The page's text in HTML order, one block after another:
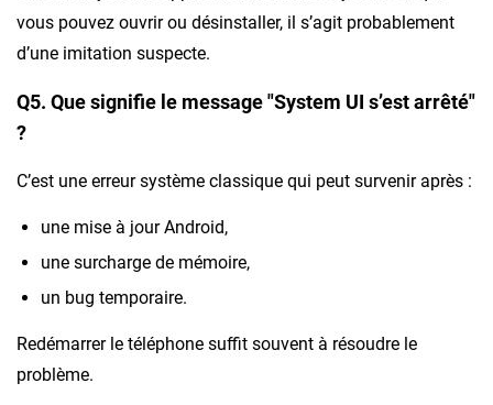
vous pouvez ouvrir ou désinstaller, il s’agit probablement
d’une imitation suspecte.
Q5. Que signifie le message "System UI s’est arrêté"
?
C’est une erreur système classique qui peut survenir après :
une mise à jour Android,
une surcharge de mémoire,
un bug temporaire.
Redémarrer le téléphone suffit souvent à résoudre le
problème.